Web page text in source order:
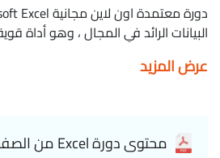
البيانات الرائد في المجال ، وهو أداة
Excel. تكنو U Excel
عرض المزيد
محتوى دورة Excel من الصفر الي الاحتراف